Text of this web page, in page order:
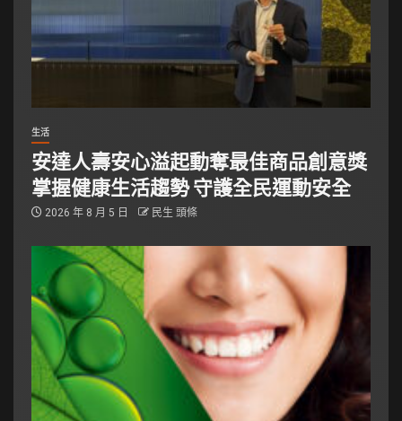
生活
安達人壽安心溢起動奪最佳商品創意獎
掌握健康生活趨勢 守護全民運動安全
2026 年 8 月 5 日 民生 頭條